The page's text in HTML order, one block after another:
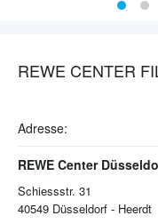
REWE CENTER
Adresse:
Schiessstr. 31
40549 Düsseldorf - Heerdt